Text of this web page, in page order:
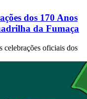
dos 170 Anos
da Fumaça
celebrações oficiais dos